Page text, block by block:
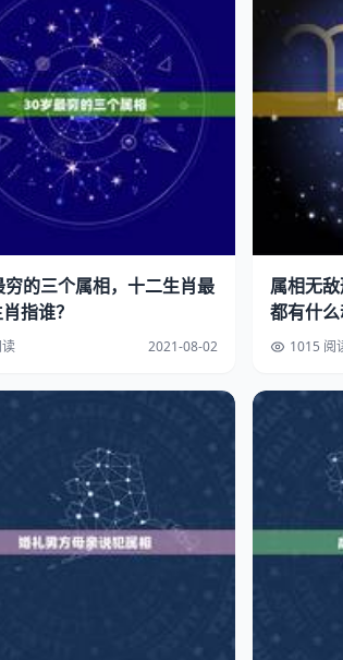
穷的三个属相，十二生肖最
指谁？
2021-08-02
属相无
都有什么
1015 阅